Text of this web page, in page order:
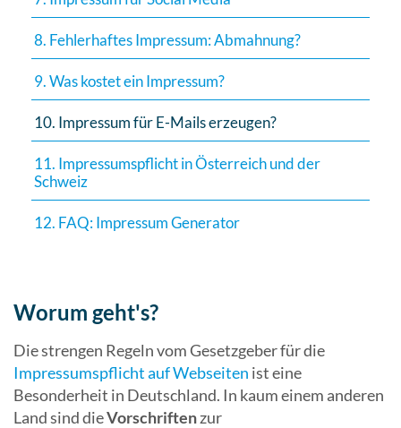
8. Fehlerhaftes Impressum: Abmahnung?
9. Was kostet ein Impressum?
10. Impressum für E-Mails erzeugen?
11. Impressumspflicht in Österreich und der
Schweiz
12. FAQ: Impressum Generator
Worum geht's?
Die strengen Regeln vom Gesetzgeber für die
Impressumspflicht auf Webseiten ist eine
Besonderheit in Deutschland. In kaum einem anderen
Land sind dieVorschriftenzur